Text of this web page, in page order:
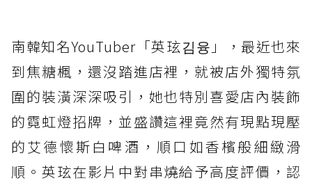
南韓知名YouTuber「英玹김융」，最近也來
到焦糖楓，還沒踏進店裡，就被店外獨特氛
圍的裝潢深深吸引，她也特別喜愛店內裝飾
的霓虹燈招牌，並盛讚這裡竟然有現點現壓
的艾德懷斯白啤酒，順口如香檳般細緻滑
順。英玹在影片中對串燒給予高度評價，認